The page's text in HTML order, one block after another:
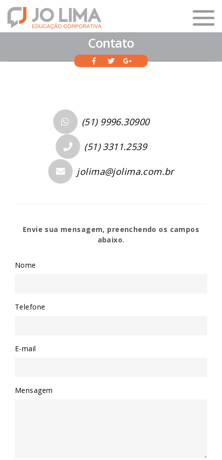
Contato
(51) 9996.30900
(51) 3311.2539
jolima@jolima.com.br
Envie sua mensagem, preenchendo os campos
abaixo.
Nome
Telefone
E-mail
Mensagem